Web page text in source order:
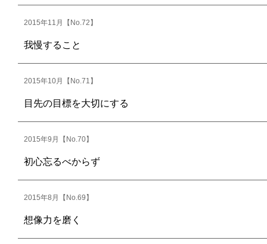
2015年11月【No.72】
我慢すること
2015年10月【No.71】
目先の目標を大切にする
2015年9月【No.70】
初心忘るべからず
2015年8月【No.69】
想像力を磨く